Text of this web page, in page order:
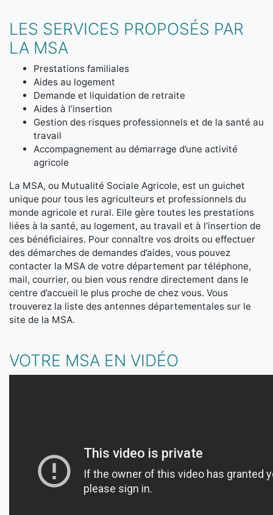
LES SERVICES PROPOSÉS PAR
LA MSA
Prestations familiales
Aides au logement
Demande et liquidation de retraite
Aides à l’insertion
Gestion des risques professionnels et de la santé au
travail
Accompagnement au démarrage d’une activité
agricole
La MSA, ou Mutualité Sociale Agricole, est un guichet
unique pour tous les agriculteurs et professionnels du
monde agricole et rural. Elle gère toutes les prestations
liées à la santé, au logement, au travail et à l’insertion de
ces bénéficiaires. Pour connaître vos droits ou effectuer
des démarches de demandes d’aides, vous pouvez
contacter la MSA de votre département par téléphone,
mail, courrier, ou bien vous rendre directement dans le
centre d’accueil le plus proche de chez vous. Vous
trouverez la liste des antennes départementales sur le
site de la MSA.
VOTRE MSA EN VIDÉO